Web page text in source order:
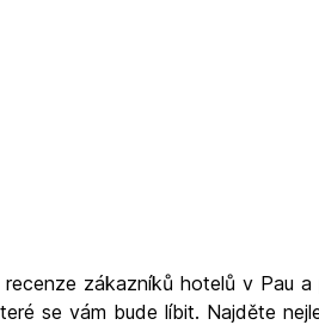
zákazníků hotelů v
se vám bude líbit. Najděte